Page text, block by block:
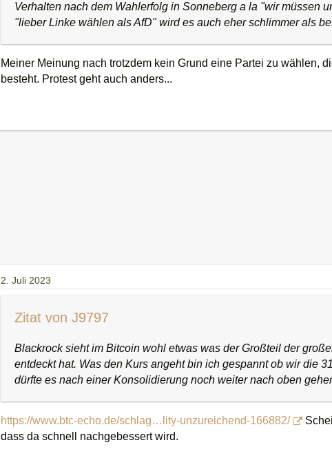
Verhalten nach dem Wahlerfolg in Sonneberg a la "wir müssen
"lieber Linke wählen als AfD" wird es auch eher schlimmer als
Meiner Meinung nach trotzdem kein Grund eine Partei zu wählen,
besteht. Protest geht auch anders...
2. Juli 2023
Zitat von J9797
Blackrock sieht im Bitcoin wohl etwas was der Großteil der
entdeckt hat. Was den Kurs angeht bin ich gespannt ob wir die
dürfte es nach einer Konsolidierung noch weiter nach oben
https://www.btc-echo.de/schlag…lity-unzureichend-166882/
dass da schnell nachgebessert wird.